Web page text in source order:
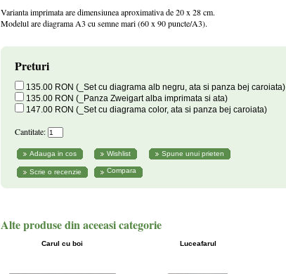
Varianta imprimata are dimensiunea aproximativa de 20 x 28 cm.
Modelul are diagrama A3 cu semne mari (60 x 90 puncte/A3).
Preturi
135.00 RON (_Set cu diagrama alb negru, ata si panza bej caroiata)
135.00 RON (_Panza Zweigart alba imprimata si ata)
147.00 RON (_Set cu diagrama color, ata si panza bej caroiata)
Cantitate:
Compara
Alte produse din aceeasi categorie
Carul cu boi Luceafarul